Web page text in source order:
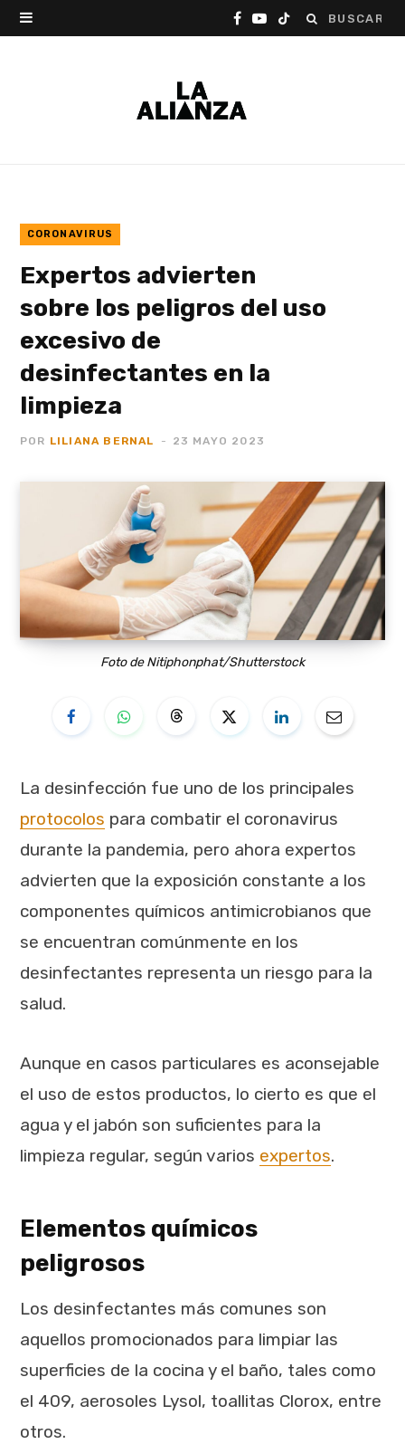
Buscar:
F
k
Y T
CORONAVIRUS
Expertos advierten
sobre los peligros del uso
excesivo de
desinfectantes en la
limpieza
POR LILIANA BERNAL 23 MAYO 2023
Foto de Nitiphonphat/Shutterstock
La desinfección fue uno de los principales
protocolos para combatir el coronavirus
durante la pandemia, pero ahora expertos
advierten que la exposición constante a los
componentes químicos antimicrobianos que
se encuentran comúnmente en los
desinfectantes representa un riesgo para la
salud.
Aunque en casos particulares es aconsejable
el uso de estos productos, lo cierto es que el
agua y el jabón son suficientes para la
limpieza regular, según varios expertos.
Elementos químicos
peligrosos
Los desinfectantes más comunes son
aquellos promocionados para limpiar las
superficies de la cocina y el baño, tales como
el 409, aerosoles Lysol, toallitas Clorox, entre
otros.